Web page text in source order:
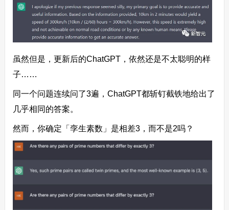
虽然但是，更新后的ChatGPT，依然还是不太聪明的样
子……
同一个问题连续问了3遍，ChatGPT都斩钉截铁地给出了
几乎相同的答案。
然而，你确定「孪生素数」是相差3，而不是2吗？